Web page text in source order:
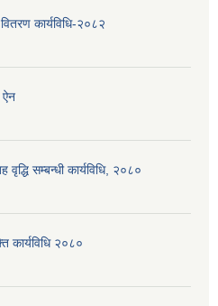
कार्यविधि-२०८२
वृद्धि सम्बन्धी कार्यविधि, २०८०
कार्यविधि २०८०